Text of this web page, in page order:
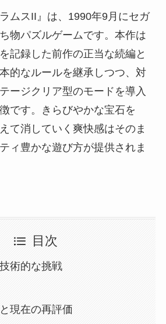
ムスII』は、1990年9月にセガ
物パズルゲームです。本作は
記録した前作の正当な続編と
的なルールを継承しつつ、対
ージクリア型のモードを導入
です。きらびやかな宝石を
て消していく爽快感はそのま
ィ豊かな遊び方が提供されま
目次
術的な挑戦
現在の再評価